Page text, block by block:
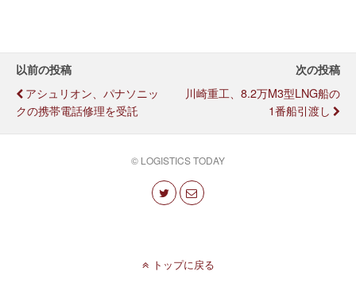
以前の投稿
アシュリオン、パナソニッ
クの携帯電話修理を受託
次の投稿
川崎重工、8.2万m3型LNG船の
1番船引渡し
© LOGISTICS TODAY
トップに戻る